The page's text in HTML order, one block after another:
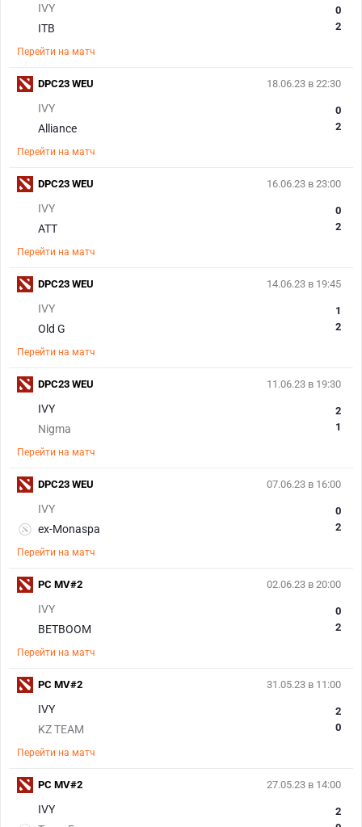
IVY
ITB
0
2
Перейти на матч
18.06.23 в 22:30
IVY
Alliance
0
2
Перейти на матч
DPC23 WEU
16.06.23 в 23:00
IVY
ATT
0
2
Перейти на матч
DPC23 WEU
14.06.23 в 19:45
IVY
Old G
1
2
Перейти на матч
DPC23 WEU
11.06.23 в 19:30
IVY
Nigma
2
1
Перейти на матч
DPC23 WEU
07.06.23 в 16:00
IVY
ex-Monaspa
0
2
Перейти на матч
DPC23 WEU
02.06.23 в 20:00
IVY
BETBOOM
0
2
Перейти на матч
PC MV#2
31.05.23 в 11:00
IVY
KZ TEAM
2
0
Перейти на матч
PC MV#2
27.05.23 в 14:00
IVY
2
PC MV#2